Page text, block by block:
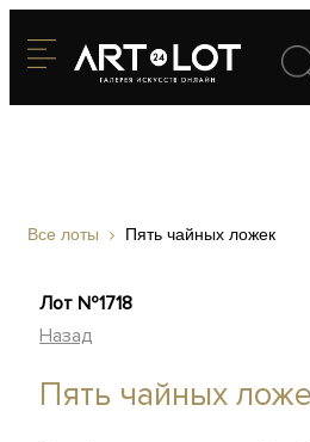
Все лоты Пять чайных ложек
Лот №1718
Назад
Пять чайных